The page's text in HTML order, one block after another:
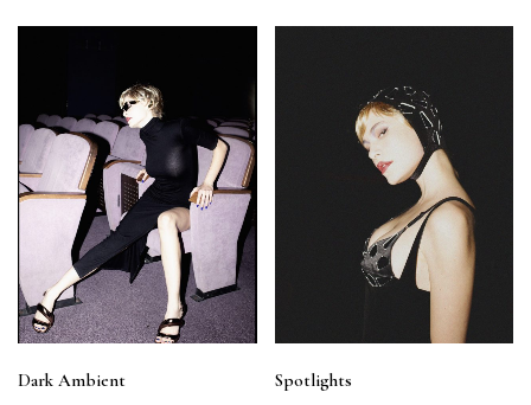
Dark Ambient Spotlights